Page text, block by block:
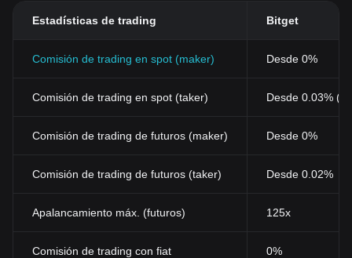
Estadísticas de trading Bitget
Comisión de trading en spot (maker) Desde 0%
Comisión de trading en spot (taker) Desde 0.03%
Comisión de trading de futuros (maker) Desde 0%
Comisión de trading de futuros (taker) Desde 0.02%
Apalancamiento máx. (futuros) 125x
Comisión de trading con fiat 0%